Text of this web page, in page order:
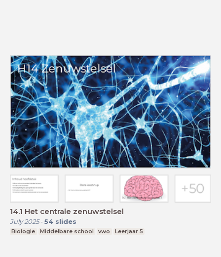
14.1 Het centrale zenuwstelsel
July 2025- 54 slides
Biologie Middelbare school vwo Leerjaar 5